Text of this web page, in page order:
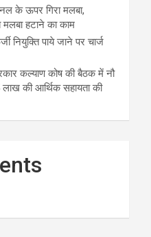
के ऊपर गिरा मलबा,
मलबा हटाने का काम
नियुक्ति पाये जाने पर चार्ज
कल्याण कोष की बैठक में नौ
की आर्थिक सहायता की